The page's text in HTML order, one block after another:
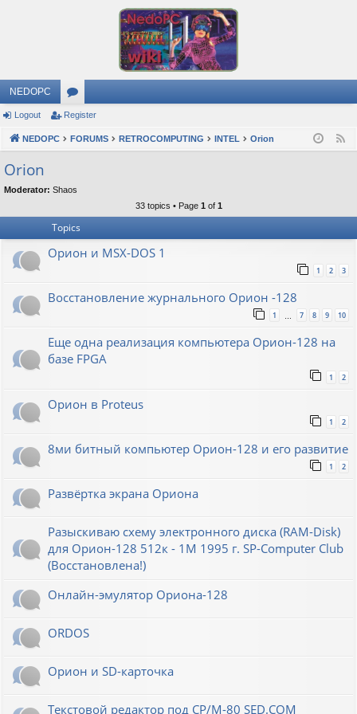
NEDOPC
or
u
s
Logout Register
NEDOPC FORUMS RETROCOMPUTING INTEL Orion
Orion
Moderator: Shaos
33 topics • Page 1 of 1
Topics
Орион и MSX-DOS 1
1 2 3
Восстановление журнального Орион -128
1 … 7 8 9 10
Еще одна реализация компьютера Орион-128 на
базе FPGA
1 2
Орион в Proteus
1 2
8ми битный компьютер Орион-128 и его развитие
1 2
Развёртка экрана Ориона
Разыскиваю схему электронного диска (RAM-Disk)
для Орион-128 512к - 1М 1995 г. SP-Computer Club
(Восстановлена!)
Онлайн-эмулятор Ориона-128
ORDOS
Орион и SD-карточка
Текстовой редактор под CP/M-80 SED.COM